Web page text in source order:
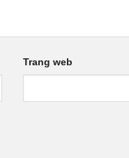
Trang web